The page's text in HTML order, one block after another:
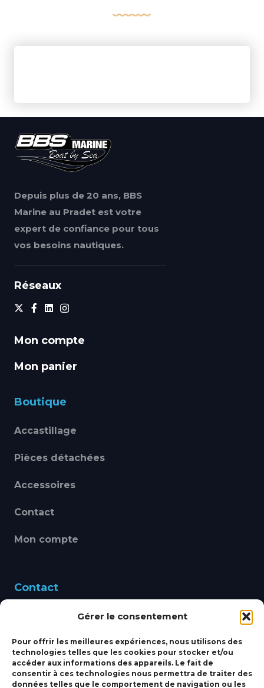
Gérer le consentement
Pour offrir les meilleures expériences, nous utilisons des
technologies telles que les cookies pour stocker et/ou
accéder aux informations des appareils. Le fait de
consentir à ces technologies nous permettra de traiter des
données telles que le comportement de navigation ou les
Depuis plus de 20 ans, BBS
Marine au Pradet est votre
expert de confiance pour tous
vos besoins nautiques.
Réseaux
Mon compte
Mon panier
Boutique
Accastillage
Pièces détachées
Accessoires
Contact
Mon compte
Contact
460 Avenue Alain Le
bbsmarine@bbs-
marine.fr